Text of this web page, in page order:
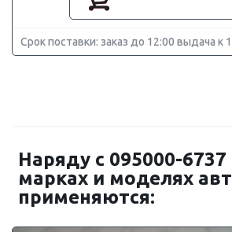
Срок поставки: заказ до 12:00 выдача к
Наряду с 095000-
марках и моделях
применяются: